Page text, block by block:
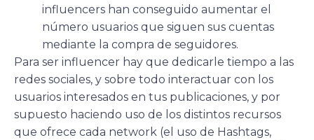
influencers han conseguido aumentar el
número usuarios que siguen sus cuentas
mediante la compra de seguidores.
Para ser influencer hay que dedicarle tiempo a las
redes sociales, y sobre todo interactuar con los
usuarios interesados en tus publicaciones, y por
supuesto haciendo uso de los distintos recursos
que ofrece cada network (el uso de Hashtags,